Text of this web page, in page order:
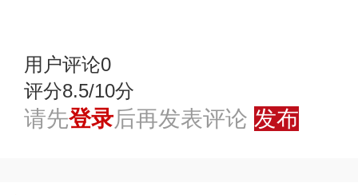
用户评论0
评分8.5/10分
请先登录后再发表评论 发布